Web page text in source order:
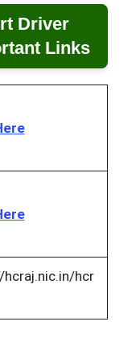
Driver
Links
hcr